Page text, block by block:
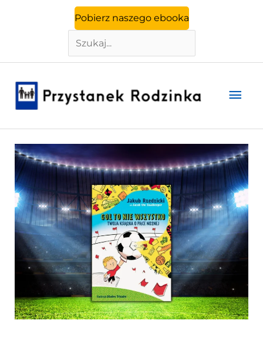
Pobierz naszego ebooka
Szukaj